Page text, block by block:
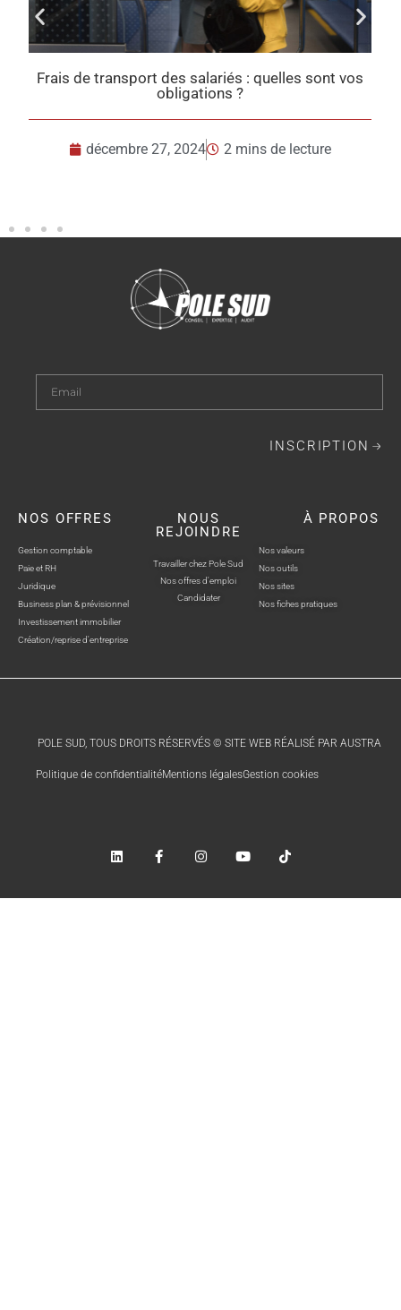
Taxes sur l’utilisation des véhicules : ce qui change
en 2025
décembre 23, 2024 2 mins de lecture
INSCRIPTION
NOS OFFRES
Gestion comptable
Paie et RH
Juridique
Business plan & prévisionnel
Investissement immobilier
Création/reprise d'entreprise
NOUS
REJOINDRE
Travailler chez Pole Sud
Nos offres d'emploi
Candidater
À PROPOS
Nos valeurs
Nos outils
Nos sites
Nos fiches pratiques
POLE SUD, TOUS DROITS RÉSERVÉS © SITE WEB RÉALISÉ PAR AUSTRA
Politique de confidentialitéMentions légalesGestion cookies